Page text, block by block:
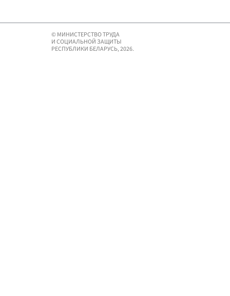
© МИНИСТЕРСТВО ТРУДА
И СОЦИАЛЬНОЙ ЗАЩИТЫ
РЕСПУБЛИКИ БЕЛАРУСЬ, 2026.